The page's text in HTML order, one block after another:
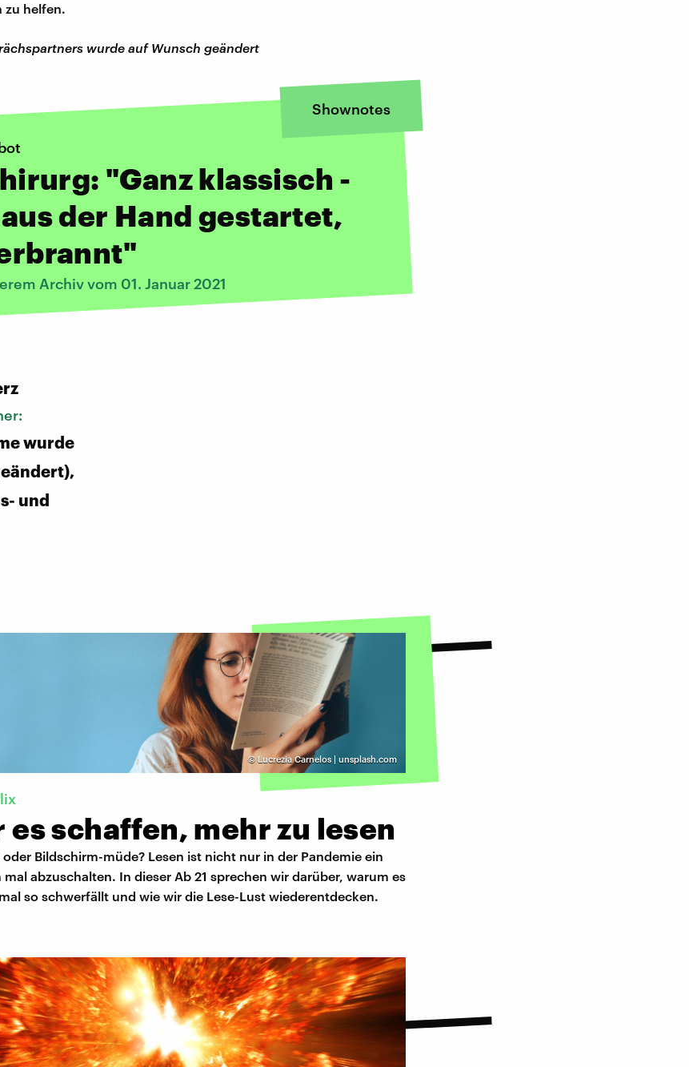
zu helfen.
wurde auf Wunsch geändert
Shownotes
"Ganz klassisch -
der Hand gestartet,
Archiv vom 01. Januar 2021
wurde
und
© Lucrezia Carnelos | unsplash.com
es schaffen, mehr zu lesen
Bildschirm-müde? Lesen ist nicht nur in der Pandemie ein
abzuschalten. In dieser Ab 21 sprechen wir darüber, warum es
so schwerfällt und wie wir die Lese-Lust wiederentdecken.